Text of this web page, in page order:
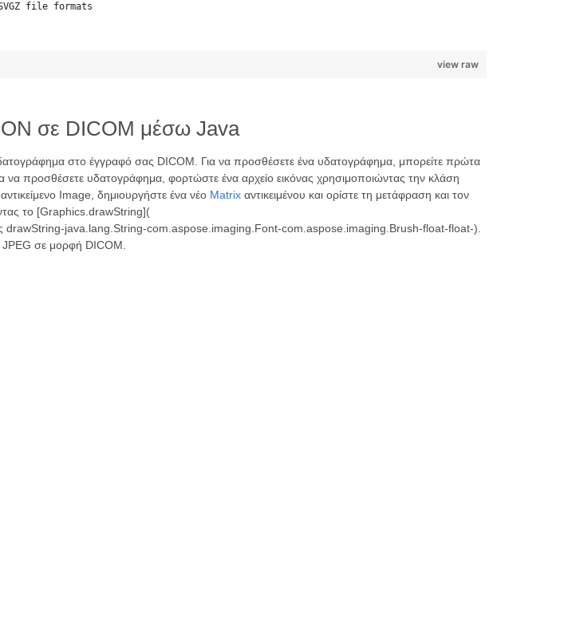
SVGZ file formats
view raw
σε DICOM μέσω Java
στο έγγραφό σας DICOM. Για να προσθέσετε ένα υδατογράφημα, μπορείτε πρώτα
προσθέσετε υδατογράφημα, φορτώστε ένα αρχείο εικόνας χρησιμοποιώντας την κλάση
Image, δημιουργήστε ένα νέο Matrix αντικειμένου και ορίστε τη μετάφραση και τον
το [Graphics.drawString](
drawString-java.lang.String-com.aspose.imaging.Font-com.aspose.imaging.Brush-float-float-).
σε μορφή DICOM.